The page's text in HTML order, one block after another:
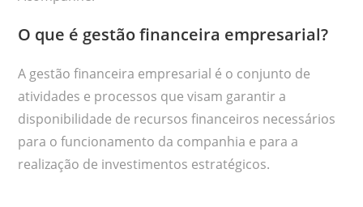
O que é gestão financeira empresarial?
A gestão financeira empresarial é o conjunto de
atividades e processos que visam garantir a
disponibilidade de recursos financeiros necessários
para o funcionamento da companhia e para a
realização de investimentos estratégicos.